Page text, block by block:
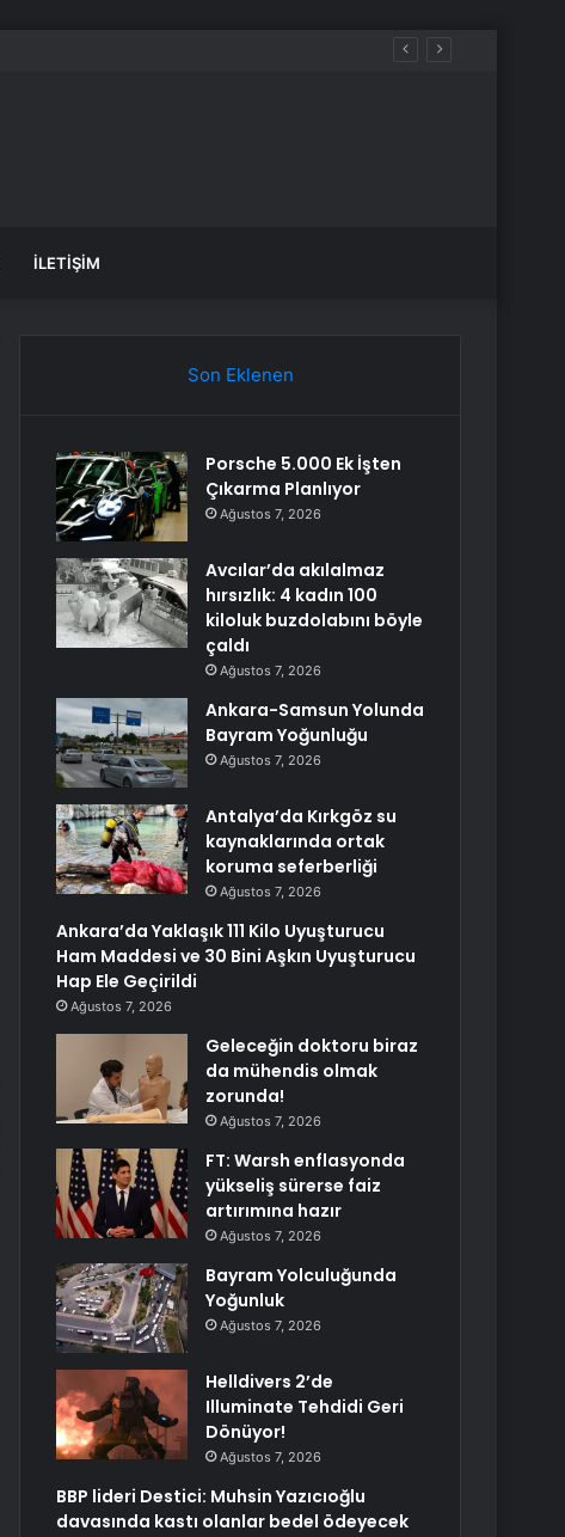
İLETIŞIM
Son Eklenen
Porsche 5.000 Ek İşten
Çıkarma Planlıyor
Ağustos 7, 2026
Avcılar’da akılalmaz
hırsızlık: 4 kadın 100
kiloluk buzdolabını böyle
çaldı
Ağustos 7, 2026
Ankara-Samsun Yolunda
Bayram Yoğunluğu
Ağustos 7, 2026
Antalya’da Kırkgöz su
kaynaklarında ortak
koruma seferberliği
Ağustos 7, 2026
Ankara’da Yaklaşık 111 Kilo Uyuşturucu
Ham Maddesi ve 30 Bini Aşkın Uyuşturucu
Hap Ele Geçirildi
Ağustos 7, 2026
Geleceğin doktoru biraz
da mühendis olmak
zorunda!
Ağustos 7, 2026
FT: Warsh enflasyonda
yükseliş sürerse faiz
artırımına hazır
Ağustos 7, 2026
Bayram Yolculuğunda
Yoğunluk
Ağustos 7, 2026
Helldivers 2’de
Illuminate Tehdidi Geri
Dönüyor!
Ağustos 7, 2026
BBP lideri Destici: Muhsin Yazıcıoğlu
davasında kastı olanlar bedel ödeyecek